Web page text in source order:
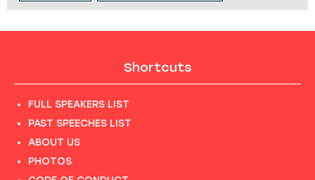
Shortcuts
FULL SPEAKERS LIST
PAST SPEECHES LIST
ABOUT US
PHOTOS